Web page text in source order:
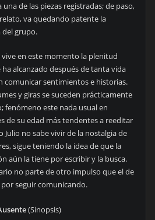
una de las piezas registradas; de paso,
va quedando patente la
grupo.
vive en este momento la plenitud
alcanzado después de tanta vida
comunicar sentimientos e historias.
y giras se suceden prácticamente
fenómeno este nada usual en
de su edad más tendentes a reeditar
Julio no sabe vivir de la nostalgia de
sigue teniendo la idea de que la
aún la tiene por escribir y la busca.
no parte de otro impulso que el de
seguir comunicando.
(Sinopsis)